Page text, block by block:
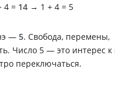
4 = 14 → 1 + 4 = 5
— 5. Свобода, перемены,
Число 5 — это интерес к
переключаться.